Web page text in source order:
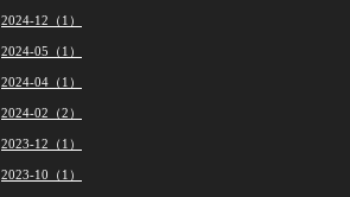
2024-12（1）
2024-05（1）
2024-04（1）
2024-02（2）
2023-12（1）
2023-10（1）